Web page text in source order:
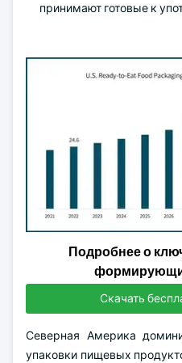
принимают готовые к
Подробнее о
Скачать
Северная Америка
упаковки пищевых